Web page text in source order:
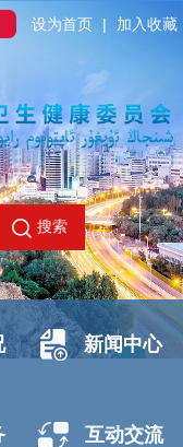
设为首页 | 加入收藏
搜索
新闻中心
互动交流